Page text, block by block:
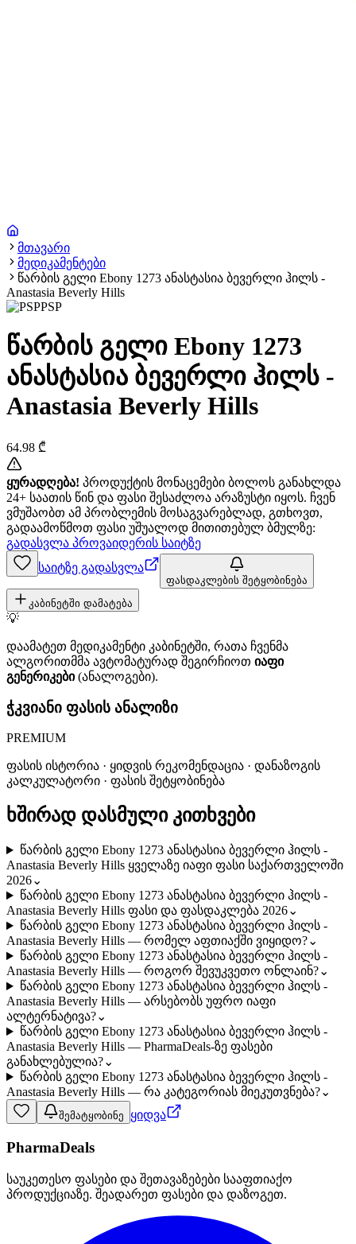
მთავარი
მედიკამენტები
წარბის გელი Ebony 1273 ანასტასია ბევერლი ჰილს -
Anastasia Beverly Hills
PSP
წარბის გელი Ebony 1273
ანასტასია ბევერლი ჰილს -
Anastasia Beverly Hills
64.98 ₾
ყურადღება! პროდუქტის მონაცემები ბოლოს განახლდა
24+ საათის წინ და ფასი შესაძლოა არაზუსტი იყოს. ჩვენ
ვმუშაობთ ამ პრობლემის მოსაგვარებლად, გთხოვთ,
გადაამოწმოთ ფასი უშუალოდ მითითებულ ბმულზე:
გადასვლა პროვაიდერის საიტზე
საიტზე გადასვლა
ფასდაკლების შეტყობინება
კაბინეტში დამატება
💡
დაამატეთ მედიკამენტი კაბინეტში, რათა ჩვენმა
ალგორითმმა ავტომატურად შეგირჩიოთ იაფი
გენერიკები(ანალოგები).
ჭკვიანი ფასის ანალიზი
PREMIUM
ფასის ისტორია · ყიდვის რეკომენდაცია · დანაზოგის
კალკულატორი · ფასის შეტყობინება
ხშირად დასმული კითხვები
წარბის გელი Ebony 1273 ანასტასია ბევერლი ჰილს -
Anastasia Beverly Hills ყველაზე იაფი ფასი საქართველოში
2026⌄
წარბის გელი Ebony 1273 ანასტასია ბევერლი ჰილს -
Anastasia Beverly Hills ფასი და ფასდაკლება 2026⌄
წარბის გელი Ebony 1273 ანასტასია ბევერლი ჰილს -
Anastasia Beverly Hills — რომელ აფთიაქში ვიყიდო?⌄
წარბის გელი Ebony 1273 ანასტასია ბევერლი ჰილს -
Anastasia Beverly Hills — როგორ შევუკვეთო ონლაინ?⌄
წარბის გელი Ebony 1273 ანასტასია ბევერლი ჰილს -
Anastasia Beverly Hills — არსებობს უფრო იაფი
ალტერნატივა?⌄
წარბის გელი Ebony 1273 ანასტასია ბევერლი ჰილს -
Anastasia Beverly Hills — PharmaDeals-ზე ფასები
განახლებულია?⌄
წარბის გელი Ebony 1273 ანასტასია ბევერლი ჰილს -
Anastasia Beverly Hills — რა კატეგორიას მიეკუთვნება?⌄
შემატყობინე ყიდვა
PharmaDeals
საუკეთესო ფასები და შეთავაზებები სააფთიაქო
პროდუქციაზე. შეადარეთ ფასები და დაზოგეთ.